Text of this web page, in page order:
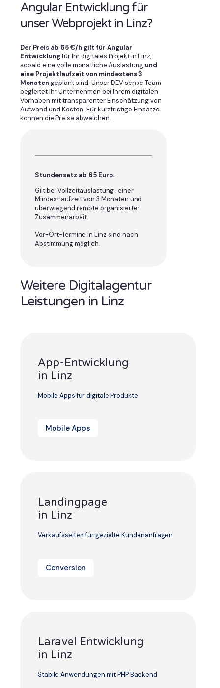
Angular Entwicklung für
unser Webprojekt in Linz?
Der Preis ab 65 €/h gilt für Angular
Entwicklungfür Ihr digitales Projekt in Linz,
sobald eine volle monatliche Auslastung und
eine Projektlaufzeit von mindestens 3
Monaten geplant sind. Unser DEV sense Team
begleitet Ihr Unternehmen bei Ihrem digitalen
Vorhaben mit transparenter Einschätzung von
Aufwand und Kosten. Für kurzfristige Einsätze
können die Preise abweichen.
Stundensatz ab 65 Euro.
Gilt bei Vollzeitauslastung , einer
Mindestlaufzeit von 3 Monaten und
überwiegend remote organisierter
Zusammenarbeit.
Vor-Ort-Termine in Linz sind nach
Abstimmung möglich.
Weitere Digitalagentur
Leistungen in Linz
App-Entwicklung
in Linz
Mobile Apps für digitale Produkte
Mobile Apps
Landingpage
in Linz
Verkaufsseiten für gezielte Kundenanfragen
Conversion
Laravel Entwicklung
in Linz
Stabile Anwendungen mit PHP Backend